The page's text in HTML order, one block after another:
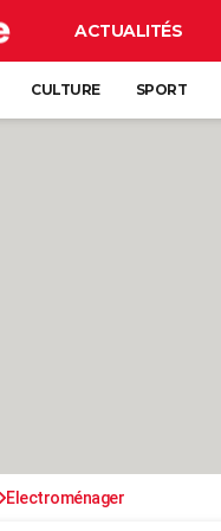
ACTUALITÉS
CULTURE SPORT
Electroménager